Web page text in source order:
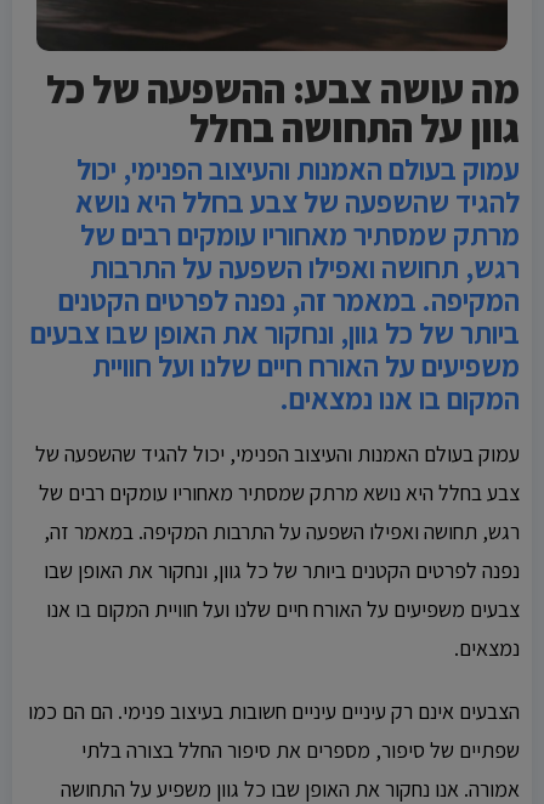
מה עושה צבע: ההשפעה של כל
גוון על התחושה בחלל
עמוק בעולם האמנות והעיצוב הפנימי, יכול
להגיד שהשפעה של צבע בחלל היא נושא
מרתק שמסתיר מאחוריו עומקים רבים של
רגש, תחושה ואפילו השפעה על התרבות
המקיפה. במאמר זה, נפנה לפרטים הקטנים
ביותר של כל גוון, ונחקור את האופן שבו צבעים
משפיעים על האורח חיים שלנו ועל חוויית
המקום בו אנו נמצאים.
עמוק בעולם האמנות והעיצוב הפנימי, יכול להגיד שהשפעה של
צבע בחלל היא נושא מרתק שמסתיר מאחוריו עומקים רבים של
רגש, תחושה ואפילו השפעה על התרבות המקיפה. במאמר זה,
נפנה לפרטים הקטנים ביותר של כל גוון, ונחקור את האופן שבו
צבעים משפיעים על האורח חיים שלנו ועל חוויית המקום בו אנו
נמצאים.
הצבעים אינם רק עיניים עיניים חשובות בעיצוב פנימי. הם הם כמו
שפתיים של סיפור, מספרים את סיפור החלל בצורה בלתי
אמורה. אנו נחקור את האופן שבו כל גוון משפיע על התחושה